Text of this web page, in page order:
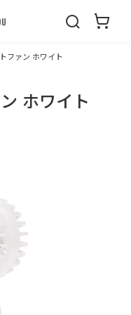
ファン ホワイト
ホワイト